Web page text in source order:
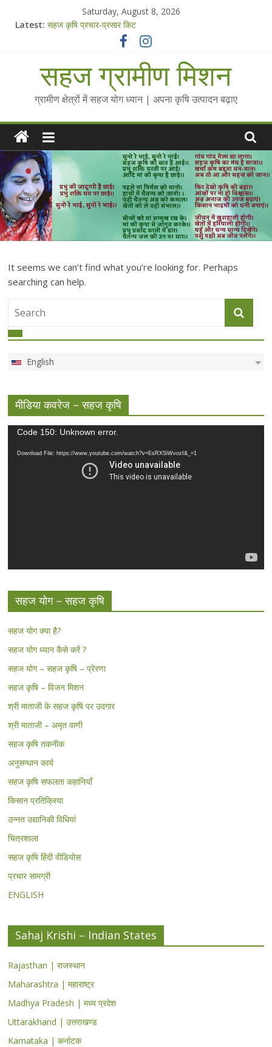
Saturday, August 8, 2026
Latest: सहज कृषि प्रचार-प्रसार किट
Standee Designs @ 2025 for Sahaj Krishi Promotions
Chalo Gaon Ki Or Abhiyaan - 2025-26
Collected Talks on Vibrated Water
सहज ग्रामीण मिशन
ग्रामीण क्षेत्रों में सहज योग ध्यान | अपना कृषि उत्पादन बढ़ाए
It seems we can’t find what you’re looking for. Perhaps
searching can help.
English
मीडिया कवरेज – सहज कृषि
Video
Code 150: Unknown error.
Download File: https://www.youtube.com/watch?v=EsRXSiWvozI&_=1
सहज योग – सहज कृषि
सहज योग क्या है?
सहज योग ध्यान कैसे करें ?
सहज योग – सहज कृषि – प्रेरणा
सहज कृषि – विजन मिशन
श्री माताजी के सहज कृषि पर उदगार
श्री माताजी – अमृत वाणी
सहज कृषि तकनीक
अनुसन्धान कार्य
सहज कृषि सफलता कहानियाँ
किसान प्रतिक्रिया
उन्नत उद्यानिकी विधियां
चित्रशाला
सहज कृषि हिंदी वीडियोस
प्रचार सामग्री
ENGLISH
Sahaj Krishi – Indian States
Rajasthan | राजस्थान
Maharashtra | महाराष्ट्र
Madhya Pradesh | मध्य प्रदेश
Uttarakhand | उत्तराखण्ड
Karnataka | कर्नाटक